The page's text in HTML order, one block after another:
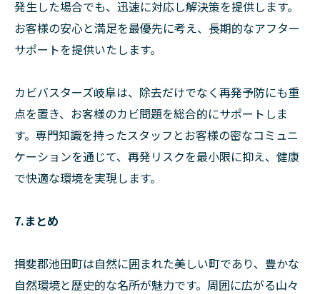
発生した場合でも、迅速に対応し解決策を提供します。
お客様の安心と満足を最優先に考え、長期的なアフター
サポートを提供いたします。
カビバスターズ岐阜は、除去だけでなく再発予防にも重
点を置き、お客様のカビ問題を総合的にサポートしま
す。専門知識を持ったスタッフとお客様の密なコミュニ
ケーションを通じて、再発リスクを最小限に抑え、健康
で快適な環境を実現します。
7.まとめ
揖斐郡池田町は自然に囲まれた美しい町であり、豊かな
自然環境と歴史的な名所が魅力です。周囲に広がる山々